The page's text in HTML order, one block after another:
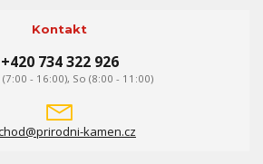
Kontakt
+420 734 322 926
(7:00 - 16:00), So (8:00 - 11:00)
kamen.cz